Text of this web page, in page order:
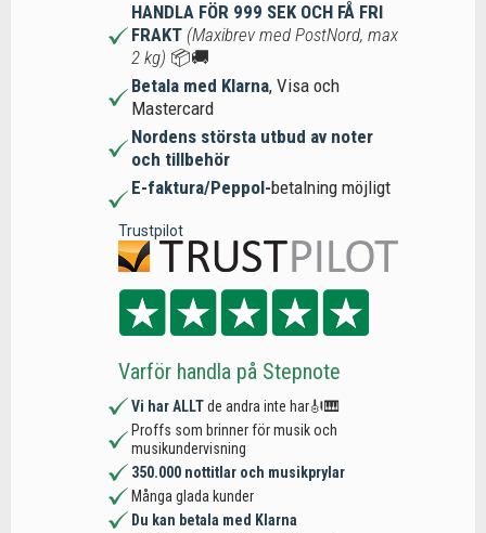
HANDLA FÖR 999 SEK OCH FÅ FRI
FRAKT (Maxibrev med PostNord, max
2 kg) 📦🚚
Betala med Klarna, Visa och
Mastercard
Nordens största utbud av noter
och tillbehör
E-faktura/Peppol-betalning möjligt
Trustpilot
Varför handla på Stepnote
Vi har ALLTde andra inte har🎻🎹
Proffs som brinner för musik och
musikundervisning
350.000 nottitlar och musikprylar
Många glada kunder
Du kan betala med Klarna